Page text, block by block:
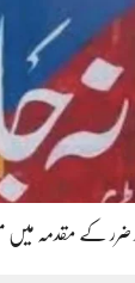
ضرر کے مقدمہ میں